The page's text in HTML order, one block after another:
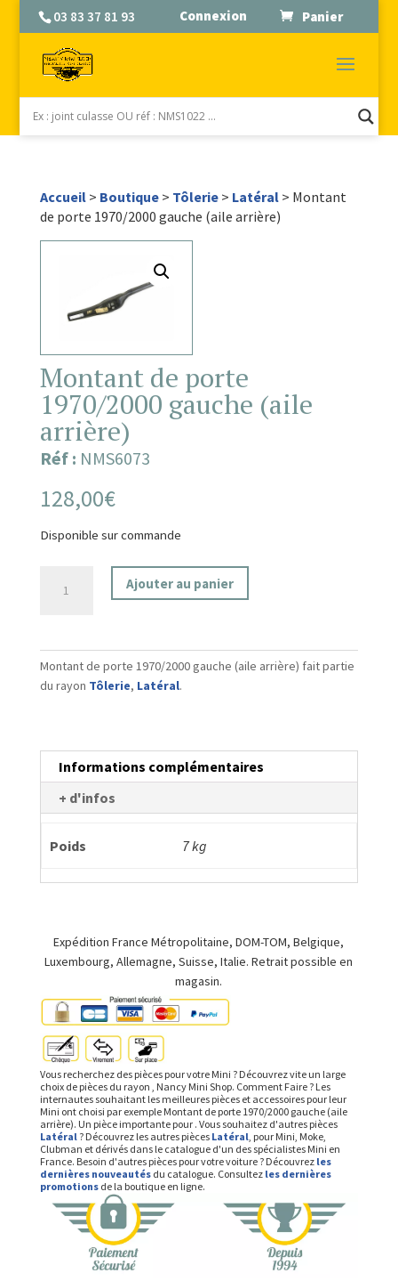
03 83 37 81 93 Connexion Panier
Accueil> Boutique> Tôlerie> Latéral> Montant
de porte 1970/2000 gauche (aile arrière)
Montant de porte
1970/2000 gauche (aile
arrière)
Réf : NMS6073
128,00€
Disponible sur commande
porte
1970/2000
gauche
Ajouter au panier
Montant de porte 1970/2000 gauche (aile arrière) fait partie
du rayon Tôlerie, Latéral.
Informations complémentaires
+ d'infos
Poids 7 kg
Expédition France Métropolitaine, DOM-TOM, Belgique,
Luxembourg, Allemagne, Suisse, Italie. Retrait possible en
magasin.
Vous recherchez des pièces pour votre Mini ? Découvrez vite un large
choix de pièces du rayon , Nancy Mini Shop. Comment Faire ? Les
internautes souhaitant les meilleures pièces et accessoires pour leur
Mini ont choisi par exemple Montant de porte 1970/2000 gauche (aile
arrière). Un pièce importante pour . Vous souhaitez d'autres pièces
Latéral? Découvrez les autres pièces Latéral, pour Mini, Moke,
Clubman et dérivés dans le catalogue d'un des spécialistes Mini en
France. Besoin d'autres pièces pour votre voiture ? Découvrez les
dernières nouveautésdu catalogue. Consultez les dernières
promotionsde la boutique en ligne.